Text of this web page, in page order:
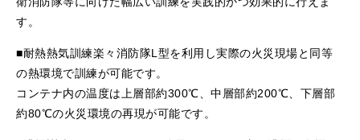
す。
■耐熱熱気訓練楽々消防隊L型を利用し実際の火災現場と同等
の熱環境で訓練が可能です。
コンテナ内の温度は上層部約300℃、中層部約200℃、下層部
約80℃の火災環境の再現が可能です。